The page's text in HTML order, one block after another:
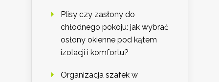
Plisy czy zasłony do
chłodnego pokoju: jak wybrać
osłony okienne pod kątem
izolacji i komfortu?
Organizacja szafek w